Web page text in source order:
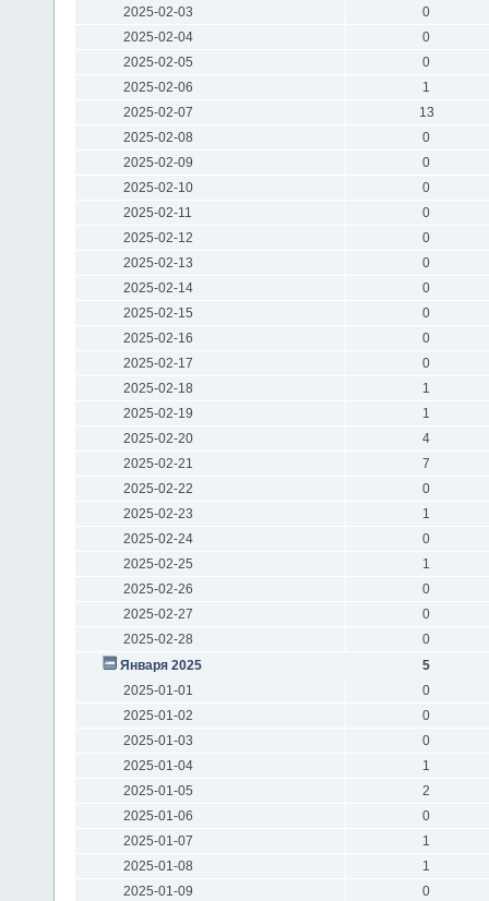
2025-02-03
0
2025-02-04
0
2025-02-05
0
2025-02-06
1
2025-02-07
13
2025-02-08
0
2025-02-09
0
2025-02-10
0
2025-02-11
0
2025-02-12
0
2025-02-13
0
2025-02-14
0
2025-02-15
0
2025-02-16
0
2025-02-17
0
2025-02-18
1
2025-02-19
1
2025-02-20
4
2025-02-21
7
2025-02-22
0
2025-02-23
1
2025-02-24
0
2025-02-25
1
2025-02-26
0
2025-02-27
0
2025-02-28
0
Января 2025
5
2025-01-01
0
2025-01-02
0
2025-01-03
0
2025-01-04
1
2025-01-05
2
2025-01-06
0
2025-01-07
1
2025-01-08
1
2025-01-09
0